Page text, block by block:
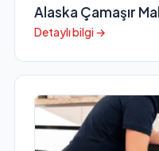
Alaska Çamaşır
Detaylı bilgi →